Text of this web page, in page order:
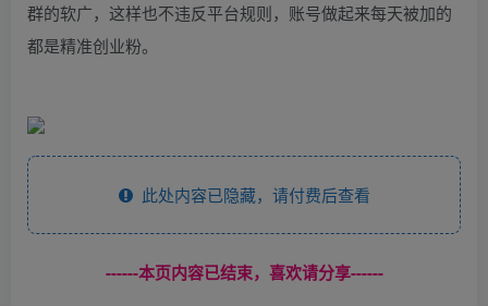
群的软广，这样也不违反平台规则，账号做起来每天被加的
都是精准创业粉。
此处内容已隐藏，请付费后查看
------本页内容已结束，喜欢请分享------